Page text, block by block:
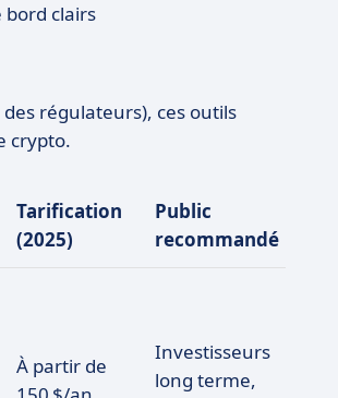
bord clairs
régulateurs), ces outils
crypto.
Tarification
(2025)
Public
recommandé
À partir de
Investisseurs
long terme,